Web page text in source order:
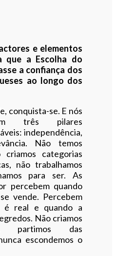
e elementos
que a Escolha do
a confiança dos
ao longo dos
conquista-se. E nós
três pilares
independência,
Não temos
criamos categorias
não trabalhamos
para ser. As
percebem quando
vende. Percebem
é real e quando a
Não criamos
partimos das
escondemos o